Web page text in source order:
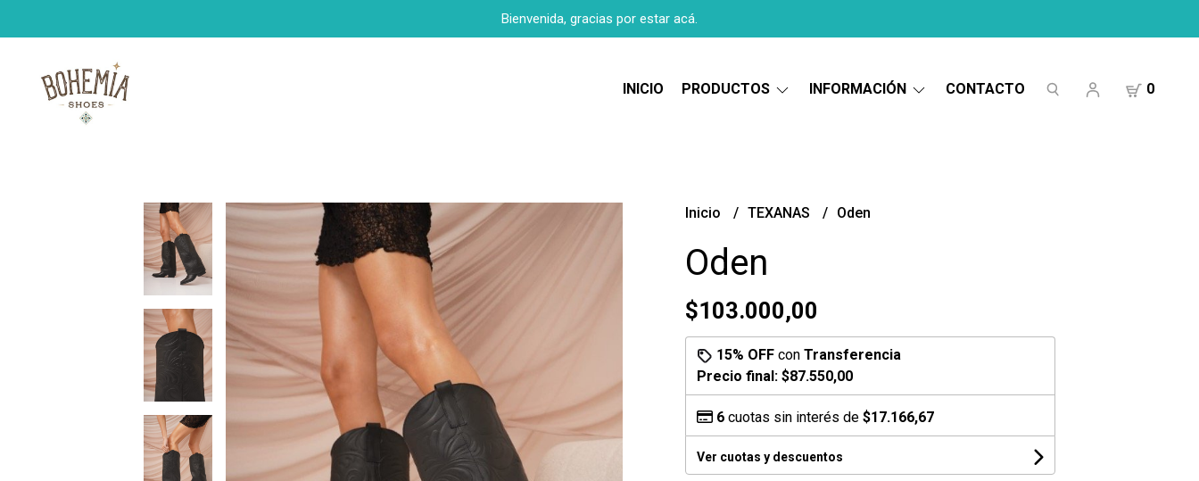
Bienvenida, gracias por estar acá.
INICIO PRODUCTOS INFORMACIÓN CONTACTO 0
Inicio TEXANAS Oden
Oden
$103.000,00
15% OFFcon Transferencia
Precio final: $87.550,00
6cuotas sin interés de $17.166,67
Ver cuotas y descuentos